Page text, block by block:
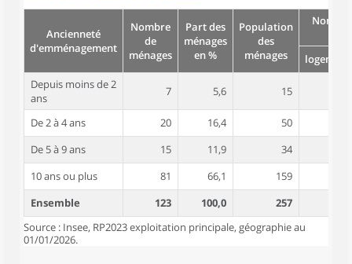
Ancienneté
d'emménagement
Nombre
de
ménages
Part des
ménages
en %
Population
des
ménages
logement
Depuis moins de 2
ans
7 5,6 15
De 2 à 4 ans 20 16,4 50
De 5 à 9 ans
15 11,9 34
10 ans ou plus
81 66,1 159
Ensemble
123 100,0 257
Source : Insee, RP2023 exploitation principale, géographie au
01/01/2026.